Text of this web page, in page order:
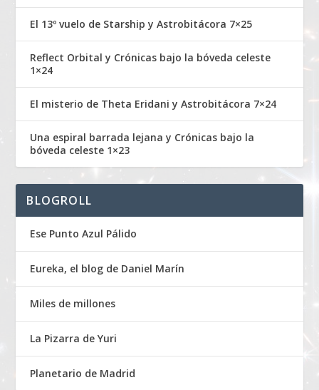
El 13º vuelo de Starship y Astrobitácora 7×25
Reflect Orbital y Crónicas bajo la bóveda celeste
1×24
El misterio de Theta Eridani y Astrobitácora 7×24
Una espiral barrada lejana y Crónicas bajo la
bóveda celeste 1×23
BLOGROLL
Ese Punto Azul Pálido
Eureka, el blog de Daniel Marín
Miles de millones
La Pizarra de Yuri
Planetario de Madrid